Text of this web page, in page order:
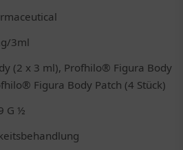
3ml
(2 x 3 ml), Profhilo® Figura Body
Figura Body Patch (4 Stück)
G ½